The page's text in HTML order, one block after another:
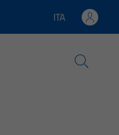
Lingua attiva:
ITA